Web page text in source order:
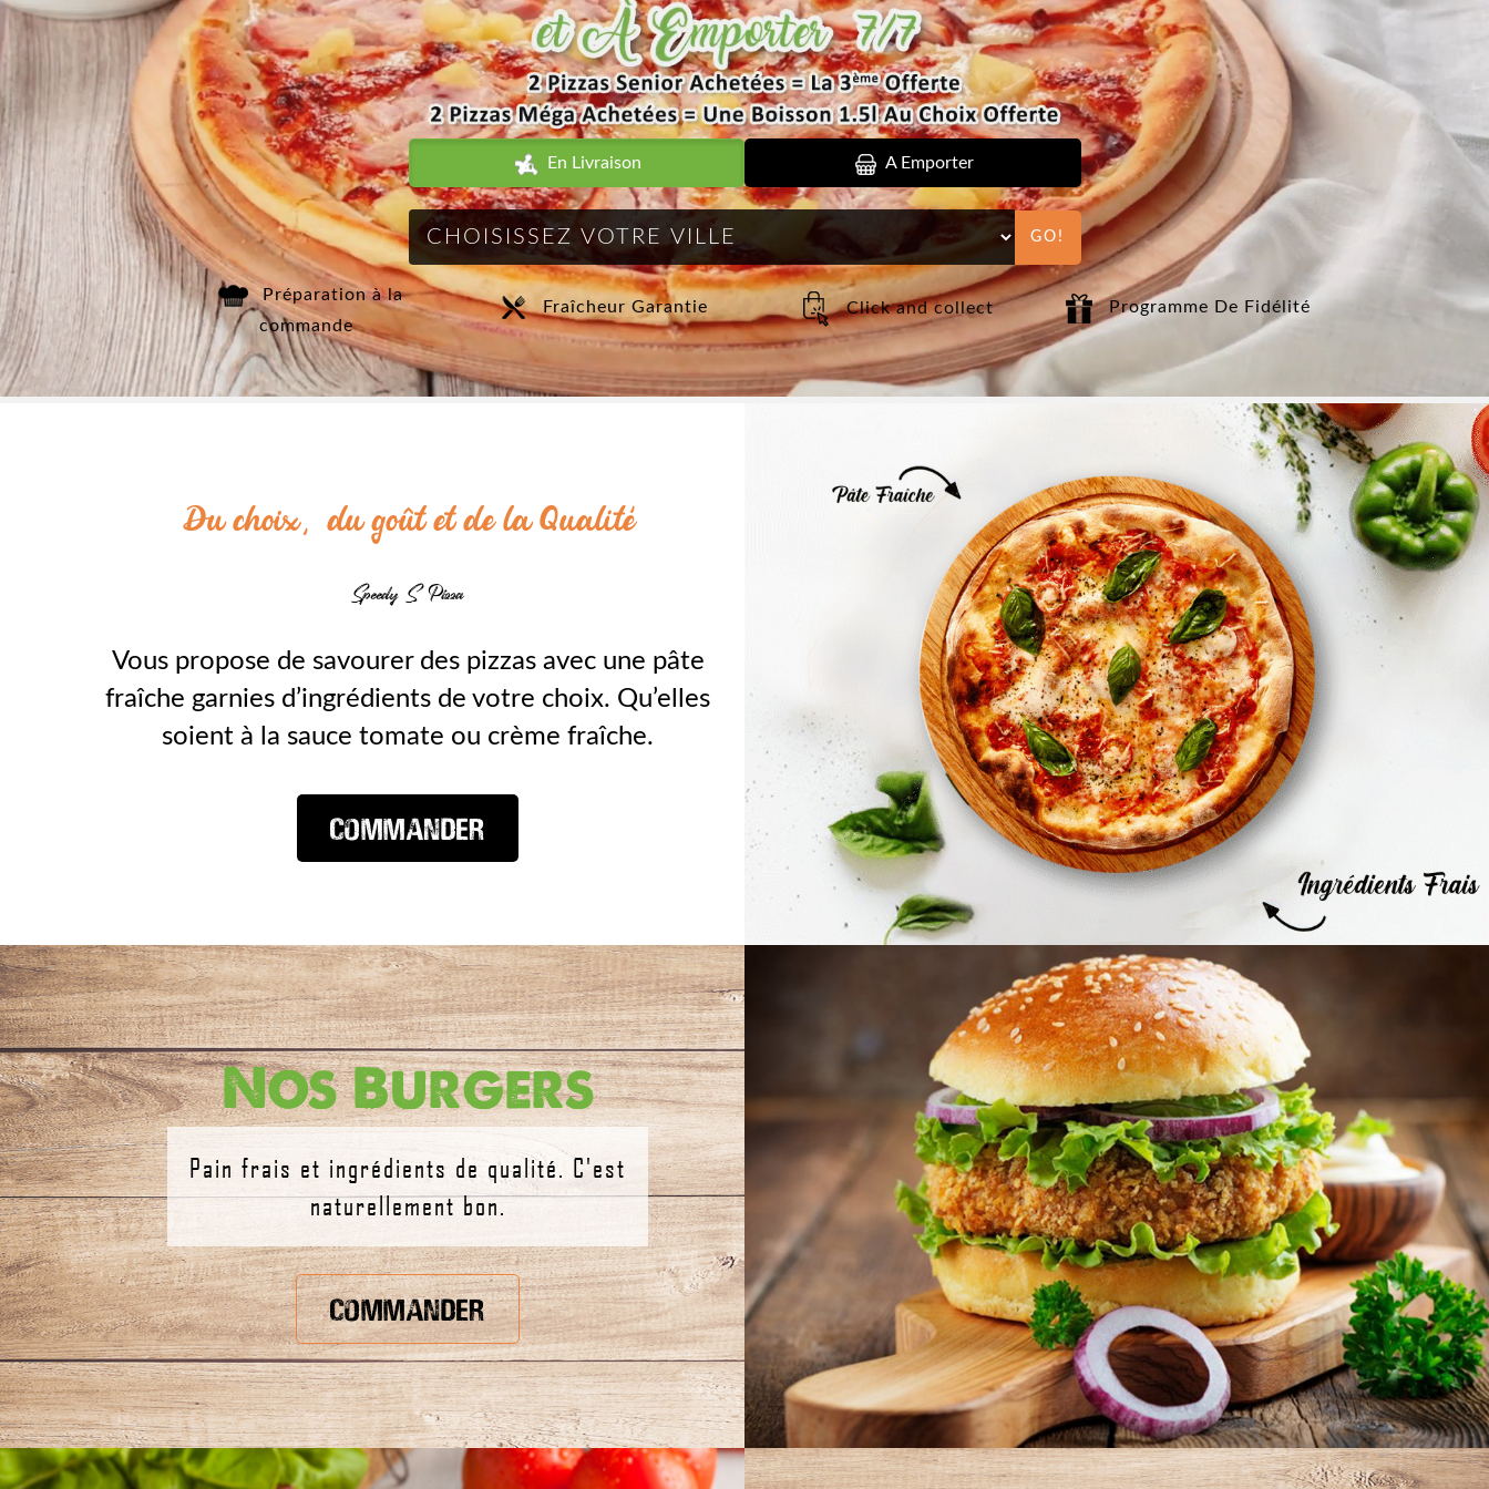
Mobile
Programme
De Fidélité
Vos
Avis
Zones
de
Livraison
En Livraison A Emporter
GO!
Préparation à la
commande
Fraîcheur Garantie Click and collect Programme De Fidélité
Du choix, du goût et de la Qualité
Speedy S Pizza
Vous propose de savourer des pizzas avec une pâte
fraîche garnies d’ingrédients de votre choix. Qu’elles
soient à la sauce tomate ou crème fraîche.
Commander
Nos Burgers
Pain frais et ingrédients de qualité. C'est
naturellement bon.
commander